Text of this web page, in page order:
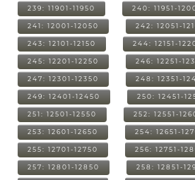
239: 11901-11950 240: 11951-
241: 12001-12050 242: 12051-
243: 12101-12150 244: 12151-
245: 12201-12250 246: 12251-
247: 12301-12350 248: 12351-
249: 12401-12450 250: 12451-
251: 12501-12550 252: 12551-
253: 12601-12650 254: 12651-
255: 12701-12750 256: 12751-
257: 12801-12850 258: 12851-